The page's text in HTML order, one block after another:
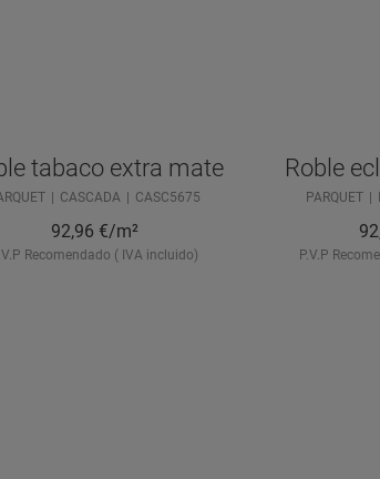
tabaco extra mate
CASCADA CASC5675
92,96 €/m²
Recomendado ( IVA incluido)
Roble
PARQUET
P.V.P